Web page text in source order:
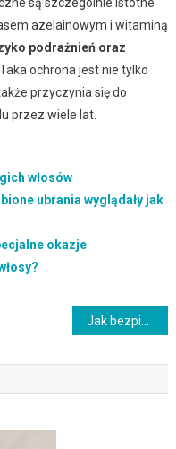
azelainowym i witaminą
podrażnień oraz
Taka ochrona jest nie tylko
przyczynia się do
przez wiele lat.
włosów
ubrania wyglądały jak
okazje